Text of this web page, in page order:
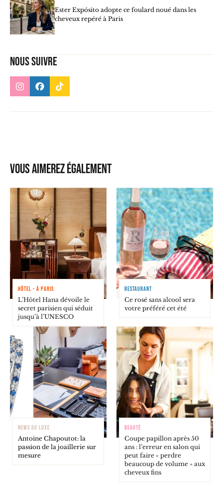
Ester Expósito adopte ce foulard noué dans les
cheveux repéré à Paris
Nous suivre
Vous aimerez également
HÔTEL - À PARIS
L’Hôtel Hana dévoile le
secret parisien qui séduit
jusqu’à l’UNESCO
RESTAURANT
Ce rosé sans alcool sera
votre préféré cet été
NEWS DU LUXE
Antoine Chapoutot: la
passion de la joaillerie sur
mesure
BEAUTÉ
Coupe papillon après 50
ans : l’erreur en salon qui
peut faire « perdre
beaucoup de volume » aux
cheveux fins